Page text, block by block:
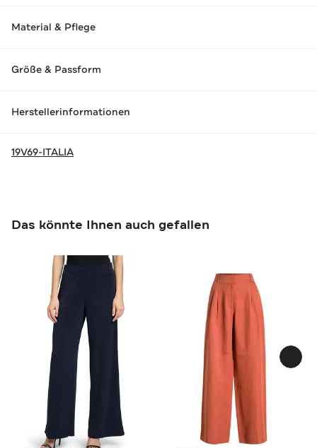
Material & Pflege
Größe & Passform
Herstellerinformationen
19V69-ITALIA
Das könnte Ihnen auch gefallen